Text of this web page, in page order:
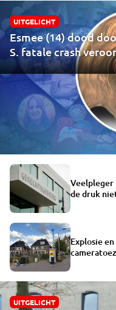
UITGELICHT
Esmee (14) dood
S. fatale crash
Veelpleger
de druk
Explosie
UITGELICHT